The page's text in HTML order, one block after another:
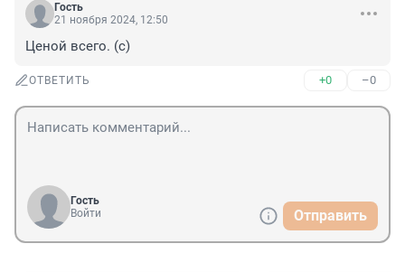
Гость
21 ноября 2024, 12:50
Ценой всего. (с)
ОТВЕТИТЬ +0 –0
Гость
Войти
Отправить